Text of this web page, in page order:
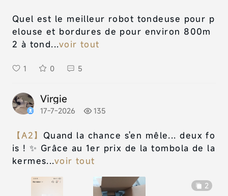
Quel est le meilleur robot tondeuse pour p
elouse et bordures de pour environ 800m
2 à tond...voir tout
1 0 5
Virgie
17-7-2026 135
【A2】 Quand la chance s'en mêle... deux fo
is ! ✨ Grâce au 1er prix de la tombola de la
kermes...voir tout
2